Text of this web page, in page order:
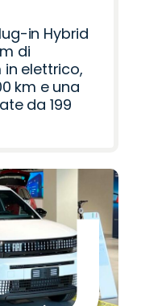
in Hybrid
di
in elettrico,
km e una
da 199